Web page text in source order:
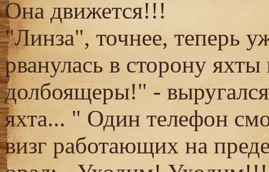
Она движется!!!
"Линза", точнее, теперь
рванулась в сторону
долбоящеры!" -
яхта... " Один телефон
визг работающих на